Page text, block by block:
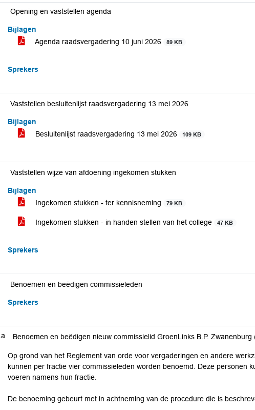
Opening en vaststellen agenda
Bijlagen
Agenda raadsvergadering 10 juni 2026
89 KB
Sprekers
Vaststellen besluitenlijst raadsvergadering 13 mei 2026
Bijlagen
Besluitenlijst raadsvergadering 13 mei 2026
109 KB
Vaststellen wijze van afdoening ingekomen stukken
Bijlagen
Ingekomen stukken - ter kennisneming
79 KB
Ingekomen stukken - in handen stellen van het college 47 KB
Sprekers
Benoemen en beëdigen commissieleden
Sprekers
Benoemen en beëdigen nieuw commissielid GroenLinks B.P.
Op grond van het Reglement van orde voor vergaderingen en andere
kunnen per fractie vier commissieleden worden benoemd. Deze personen
voeren namens hun fractie.
De benoeming gebeurt met in achtneming van de procedure die is